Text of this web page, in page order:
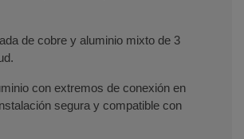
de cobre y aluminio mixto de 3
con extremos de conexión en
segura y compatible con